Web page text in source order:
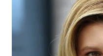
JOGJA